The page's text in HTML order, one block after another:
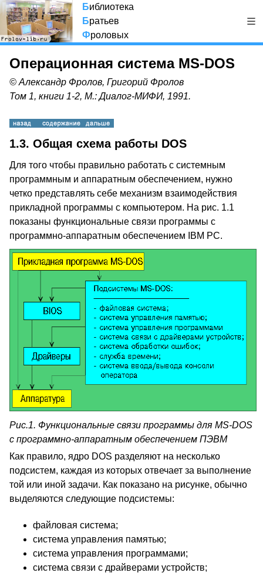
Библиотека
Братьев
Фроловых
Операционная система MS-DOS
© Александр Фролов, Григорий Фролов
Том 1, книги 1-2, М.: Диалог-МИФИ, 1991.
1.3. Общая схема работы DOS
Для того чтобы правильно работать с системным
программным и аппаратным обеспечением, нужно
четко представлять себе механизм взаимодействия
прикладной программы с компьютером. На рис. 1.1
показаны функциональные связи программы с
программно-аппаратным обеспечением IBM PC.
Рис.1. Функциональные связи программы для MS-DOS
с программно-аппаратным обеспечением ПЭВМ
Как правило, ядро DOS разделяют на несколько
подсистем, каждая из которых отвечает за выполнение
той или иной задачи. Как показано на рисунке, обычно
выделяются следующие подсистемы:
файловая система;
система управления памятью;
система управления программами;
система связи с драйверами устройств;